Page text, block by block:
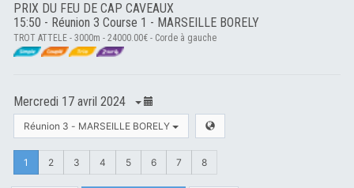
PRIX DU FEU DE CAP CAVEAUX
15:50 - Réunion 3 Course 1 - MARSEILLE BORELY
TROT ATTELE - 3000m - 24000.00€ - Corde à gauche
Mercredi 17 avril 2024
Réunion 3 - MARSEILLE BORELY
1 2 3 4 5 6 7 8